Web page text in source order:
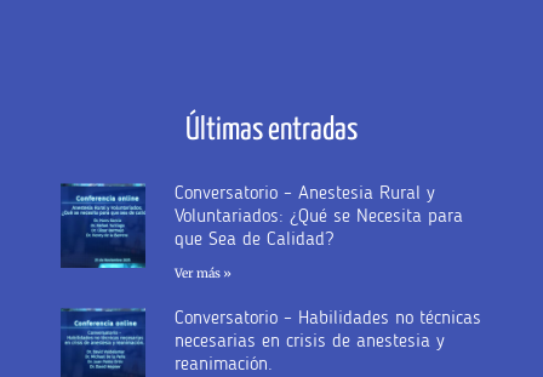
Últimas entradas
Conversatorio – Anestesia Rural y
Voluntariados: ¿Qué se Necesita para
que Sea de Calidad?
Ver más »
Conversatorio – Habilidades no técnicas
necesarias en crisis de anestesia y
reanimación.